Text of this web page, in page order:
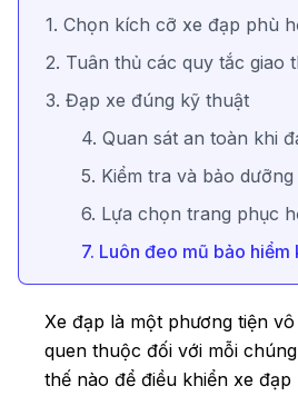
1. Chọn kích cỡ xe đạp phù
2. Tuân thủ các quy tắc giao
3. Đạp xe đúng kỹ thuật
4. Quan sát an toàn khi
5. Kiểm tra và bảo
6. Lựa chọn trang phục
7. Luôn đeo mũ bảo hiểm
Xe đạp là một phương tiện
quen thuộc đối với mỗi
thế nào để điều khiển xe